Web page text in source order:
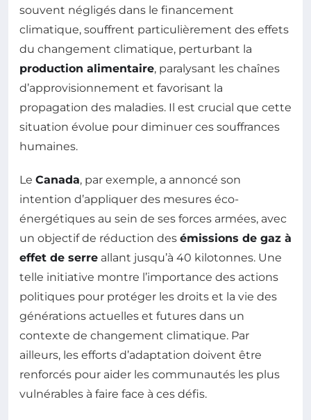
souvent négligés dans le financement
climatique, souffrent particulièrement des effets
du changement climatique, perturbant la
production alimentaire, paralysant les chaînes
d’approvisionnement et favorisant la
propagation des maladies. Il est crucial que cette
situation évolue pour diminuer ces souffrances
humaines.
Le Canada, par exemple, a annoncé son
intention d’appliquer des mesures éco-
énergétiques au sein de ses forces armées, avec
un objectif de réduction des émissions de gaz à
effet de serre allant jusqu’à 40 kilotonnes. Une
telle initiative montre l’importance des actions
politiques pour protéger les droits et la vie des
générations actuelles et futures dans un
contexte de changement climatique. Par
ailleurs, les efforts d’adaptation doivent être
renforcés pour aider les communautés les plus
vulnérables à faire face à ces défis.